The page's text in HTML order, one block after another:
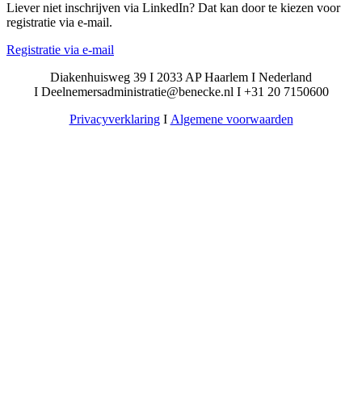
Liever niet inschrijven via LinkedIn? Dat kan door te kiezen voor
registratie via e-mail.
Registratie via e-mail
Diakenhuisweg 39 I 2033 AP Haarlem I Nederland
I Deelnemersadministratie@benecke.nl I +31 20 7150600
PrivacyverklaringI Algemene voorwaarden